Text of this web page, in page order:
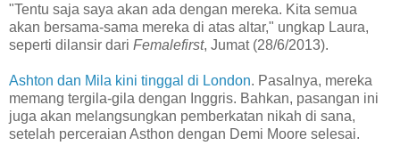
"Tentu saja saya akan ada dengan mereka. Kita semua
akan bersama-sama mereka di atas altar," ungkap Laura,
seperti dilansir dari Femalefirst, Jumat (28/6/2013).
Ashton dan Mila kini tinggal di London. Pasalnya, mereka
memang tergila-gila dengan Inggris. Bahkan, pasangan ini
juga akan melangsungkan pemberkatan nikah di sana,
setelah perceraian Asthon dengan Demi Moore selesai.